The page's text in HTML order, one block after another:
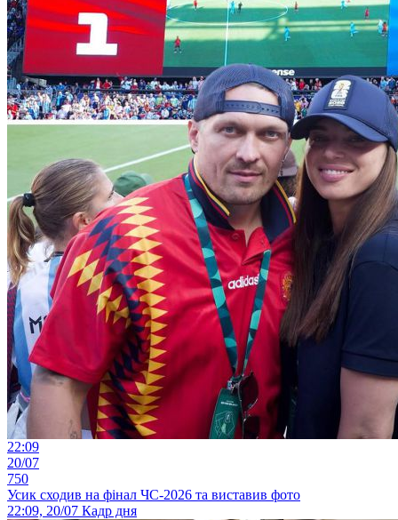
22:09
20/07
750
Усик сходив на фінал ЧС-2026 та виставив фото
22:09, 20/07 Кадр дня